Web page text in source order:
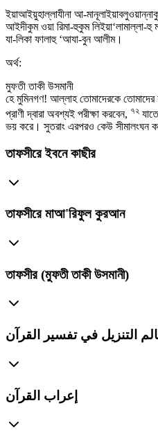
ইয়াআইয়ুহাল্লাযীনা আ-
আইদীকুম ওয়া রিমা-হুকুম লিইয়া‘লামাল্লা-হু
যা-লিকা ফালাহু ‘আযা-বুন আলীম।
অর্থ:
মুফতী তাকী উসমানী
হে মুমিনগণ! আল্লাহ তোমাদেরকে তোমাদের
প্রাণী দ্বারা অবশ্যই পরীক্ষা করবেন, ৭২
ভয় করে। সুতরাং এরপরও কেউ সীমালংঘন
তাফসীরে ইবনে কাছীর
তাফসীরে মাআ'রিফুল কুরআন
তাফসীর (মুফতী তাকী উসমানী)
التنزيل في تفسير القرآن
إعراب القرآن